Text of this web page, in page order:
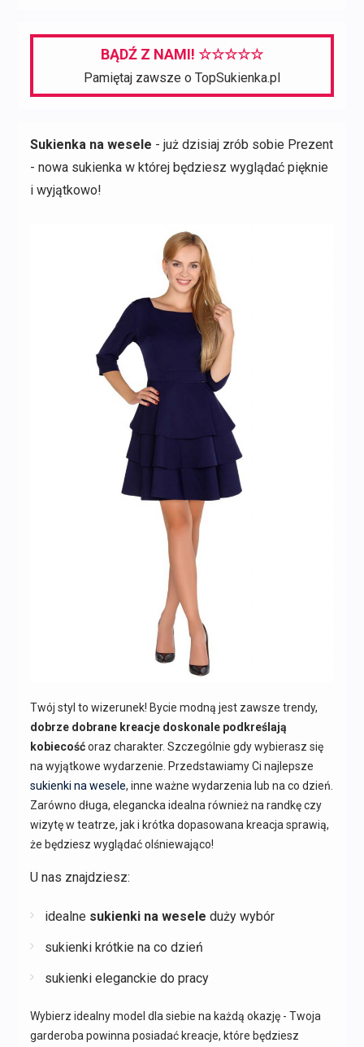
BĄDŹ Z NAMI! ☆☆☆☆☆
Pamiętaj zawsze o TopSukienka.pl
Sukienka na wesele - już dzisiaj zrób sobie Prezent
- nowa sukienka w której będziesz wyglądać pięknie
i wyjątkowo!
Twój styl to wizerunek! Bycie modną jest zawsze trendy,
dobrze dobrane kreacje doskonale podkreślają
kobiecośćoraz charakter. Szczególnie gdy wybierasz się
na wyjątkowe wydarzenie. Przedstawiamy Ci najlepsze
sukienki na wesele, inne ważne wydarzenia lub na co dzień.
Zarówno długa, elegancka idealna również na randkę czy
wizytę w teatrze, jak i krótka dopasowana kreacja sprawią,
że będziesz wyglądać olśniewająco!
U nas znajdziesz:
idealne sukienki na wesele duży wybór
sukienki krótkie na co dzień
sukienki eleganckie do pracy
Wybierz idealny model dla siebie na każdą okazję - Twoja
garderoba powinna posiadać kreacje, które będziesz